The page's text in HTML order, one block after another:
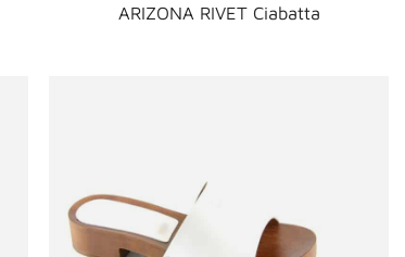
ARIZONA RIVET Ciabatta